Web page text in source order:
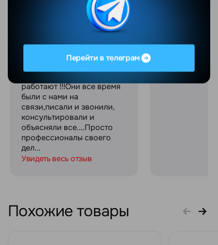
Добрый день!Покупали
телефон в магазине....все
было отлично....через
полгода поймал какую-то
ошибку.....Мы телефон
отослали по
работают !!!Они все время
были с нами на
связи,писали и звонили,
консультировали и
объясняли все....Просто
профессионалы своего
дел...
Увидеть весь отзыв
огромное за
Похожие товары
Перейти в телеграм